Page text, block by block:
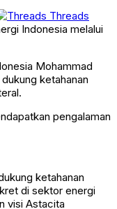
Threads
Mohammad
ketahanan
pengalaman
ketahanan
di sektor energi
visi Astacita